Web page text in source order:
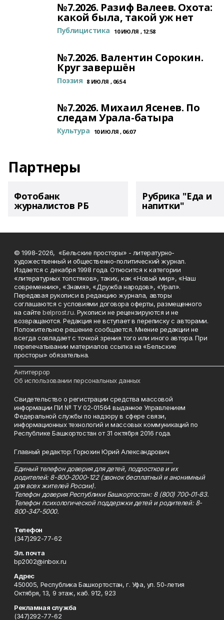
№7.2026. Разиф Валеев. Охота:
какой была, такой уж нет
Публицистика 10 ИЮЛЯ , 12:58
№7.2026. Валентин Сорокин.
Круг завершён
Поэзия 8 ИЮЛЯ , 06:54
№7.2026. Михаил Ясенев. По
следам Урала-батыра
Культура 10 ИЮЛЯ , 06:07
Партнеры
Фотобанк
журналистов РБ
Рубрика "Еда и
напитки"
© 1998-2026, «Бельские просторы» - литературно-
художественный и общественно-политический журнал.
Издается с декабря 1998 года. Относится к категории
«литературных толстяков», таких, как «Новый мир», «Наш
современник», «Знамя», «Дружба народов», «Урал».
Передавая рукописи в редакцию журнала, авторы
соглашаются с условиями договора оферты, размещенного
на сайтеbelprost.ru. Рукописи не рецензируются и не
возвращаются. Редакция не вступает в переписку с авторами.
Положительное решение сообщается. Мнение редакции не
всегда совпадает с точкой зрения того или иного автора. При
перепечатывании материалов ссылка на «Бельские
просторы» обязательна.
Антитеррор
Об использовании персональных данных
Свидетельство о регистрации средства массовой
информации ПИ № ТУ 02-01564 выданное Управлением
Федеральной службы по надзору в сфере связи,
информационных технологий и массовых коммуникаций по
Республике Башкортостан от 31 октября 2016 года.
Главный редактор: Горюхин Юрий Александрович
Единый телефон доверия для детей, подростков и их
родителей: 8-800-2000-122 (звонок бесплатный и анонимный
для всех жителей России).
Телефон доверия Республики Башкортостан: 8 (800) 700-01-83.
Телефон психологической поддержки детей и родителей: 8-
800-347-5000.
Телефон
(347)292-77-62
Эл. почта
bp2002@inbox.ru
Адрес
450005, Республика Башкортостан, г. Уфа, ул. 50-летия
Октября, 13, 9 этаж, каб. 912, 923
Рекламная служба
(347)292-77-62